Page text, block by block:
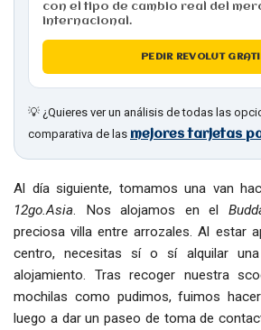
con el tipo de cambio real del
internacional.
PEDIR REVOLUT
💡 ¿Quieres ver un análisis de todas las
comparativa de las mejores tarjetas
Al día siguiente, tomamos una van
12go.Asia. Nos alojamos en el
preciosa villa entre arrozales. Al estar
centro, necesitas sí o sí alquilar
alojamiento. Tras recoger nuestra
mochilas como pudimos, fuimos
luego a dar un paseo de toma de